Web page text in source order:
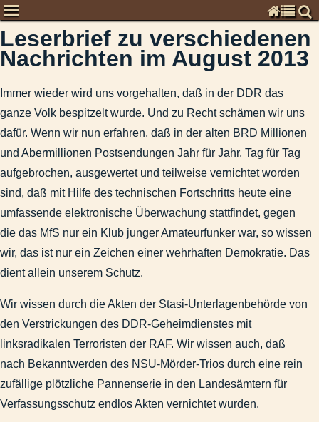
Chronisten
Kommentare zur Zeitgeschichte
Deutschland
Denkschrift an Medienvertreter zum Gebrauch der
MAZ vom 26. Juli 2012: „Meinungen fordern Widerspruch
Leserbrief zu verschiedenen Nachrichten im August 2013
September 2009: Industrie- und Handelskammer investiert
2005-12-24 - An den Grenzen des Rechts.docx
2013-10-24 - MAZ - Auszeit für Bischof Tebartz.docx
September 2010: Sarazin und die Vererbung von Intelligenz
2005-05-02 - Berichterstattung zu den Maikrawallen.docx
Reichstagsbrand und 11. September
Febr. 2010: Gedanken zum Wahrheitsgehalt der Propaganda
2006-11-09 - MAZ - Verfassungsschutz besteht seit 15
Leserbrief zu verschiedenen
Nachrichten im August 2013
Immer wieder wird uns vorgehalten, daß in der DDR das
ganze Volk bespitzelt wurde. Und zu Recht schämen wir uns
dafür. Wenn wir nun erfahren, daß in der alten BRD Millionen
und Abermillionen Postsendungen Jahr für Jahr, Tag für Tag
aufgebrochen, ausgewertet und teilweise vernichtet worden
sind, daß mit Hilfe des technischen Fortschritts heute eine
umfassende elektronische Überwachung stattfindet, gegen
die das MfS nur ein Klub junger Amateurfunker war, so wissen
wir, das ist nur ein Zeichen einer wehrhaften Demokratie. Das
dient allein unserem Schutz.
Wir wissen durch die Akten der Stasi-Unterlagenbehörde von
den Verstrickungen des DDR-Geheimdienstes mit
linksradikalen Terroristen der RAF. Wir wissen auch, daß
nach Bekanntwerden des NSU-Mörder-Trios durch eine rein
zufällige plötzliche Pannenserie in den Landesämtern für
Verfassungsschutz endlos Akten vernichtet wurden.